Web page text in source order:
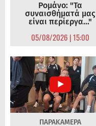
Ρομάνο: "Τα
συναισθήματά μας
είναι περίεργα..."
05/08/2026 | 15:00
ΠΑΡΑΚΑΜΕΡΑ